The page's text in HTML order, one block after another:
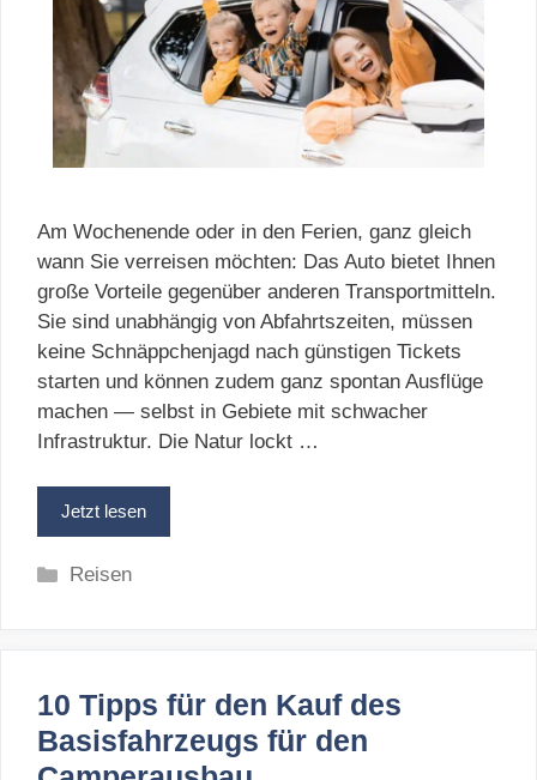
Am Wochenende oder in den Ferien, ganz gleich
wann Sie verreisen möchten: Das Auto bietet Ihnen
große Vorteile gegenüber anderen Transportmitteln.
Sie sind unabhängig von Abfahrtszeiten, müssen
keine Schnäppchenjagd nach günstigen Tickets
starten und können zudem ganz spontan Ausflüge
machen — selbst in Gebiete mit schwacher
Infrastruktur. Die Natur lockt …
Jetzt lesen
Kategorien
Reisen
10 Tipps für den Kauf des
Basisfahrzeugs für den